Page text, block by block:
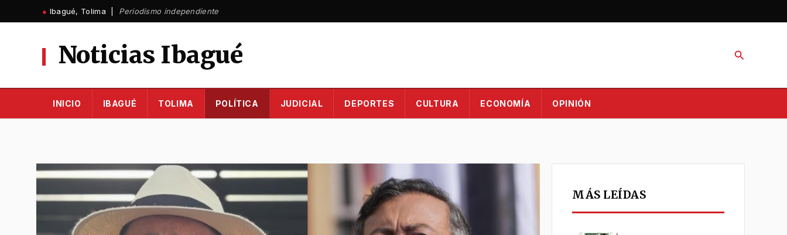
al
● Ibagué, Tolima | Periodismo independiente
Noticias Ibagué Buscar
INICIO IBAGUÉ TOLIMA POLÍTICA JUDICIAL DEPORTES CULTURA ECONOMÍA OPINIÓN
MÁS LEÍDAS